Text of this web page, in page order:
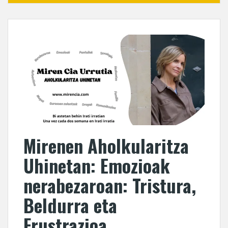
Mirenen Aholkularitza
Uhinetan: Emozioak
nerabezaroan: Tristura,
Beldurra eta